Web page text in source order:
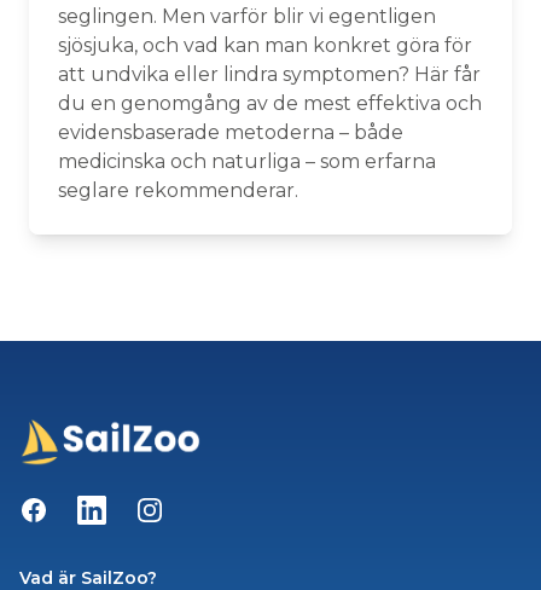
seglingen. Men varför blir vi egentligen
sjösjuka, och vad kan man konkret göra för
att undvika eller lindra symptomen? Här får
du en genomgång av de mest effektiva och
evidensbaserade metoderna – både
medicinska och naturliga – som erfarna
seglare rekommenderar.
FacebookLinkedInInstagram
Vad är SailZoo?